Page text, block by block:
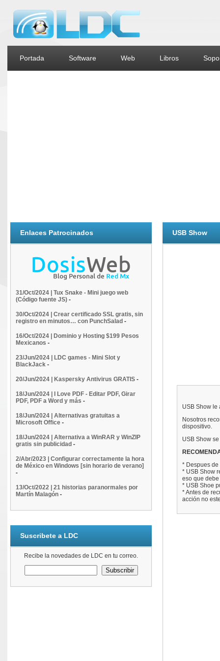
Portada Software Web Libros
Enlaces Patrocinados
31/Oct/2024 | Tux Snake - Mini juego web
(Código fuente JS) -
30/Oct/2024 | Crear certificado SSL gratis, sin
registro en minutos… con PunchSalad -
16/Oct/2024 | Dominio y Hosting $199 Pesos
Mexicanos -
23/Jun/2024 | LDC games - Mini Slot y
BlackJack -
20/Jun/2024 | Kaspersky Antivirus GRATIS -
18/Jun/2024 | I Love PDF - Editar PDF, Girar
PDF, PDF a Word y más -
18/Jun/2024 | Alternativas gratuitas a
Microsoft Office -
18/Jun/2024 | Alternativa a WinRAR y WinZIP
gratis sin publicidad -
2/Abr/2023 | Configurar correctamente la hora
de México en Windows [sin horario de verano]
-
13/Oct/2022 | 21 historias paranormales por
Martín Malagón -
Suscribete a LDC
Recibe la novedades de LDC en tu correo.
USB Show
USB Show le
Nosotros
dispositivo.
USB Show
* Despues
* USB Show
eso que
* USB Shoe
* Antes de
acción no